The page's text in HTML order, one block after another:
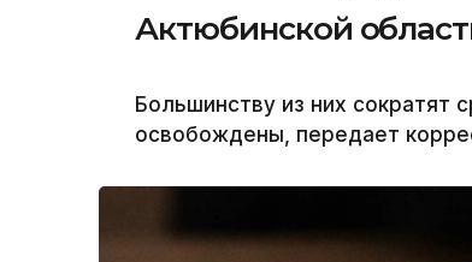
Актюбинской
Большинству из них сократят
освобождены, передает